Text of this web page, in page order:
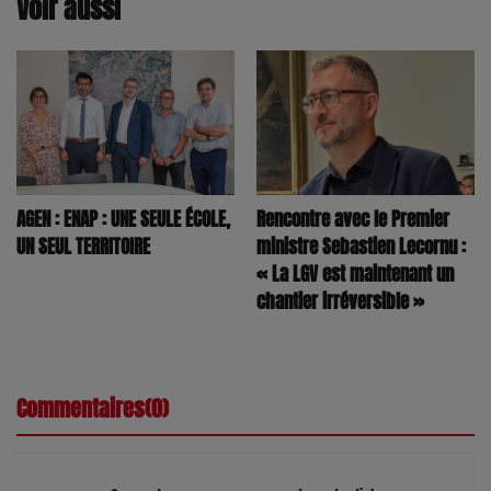
Voir aussi
AGEN : ENAP : UNE SEULE ÉCOLE,
UN SEUL TERRITOIRE
Rencontre avec le Premier
ministre Sebastien Lecornu :
« La LGV est maintenant un
chantier irréversible »
Commentaires(0)